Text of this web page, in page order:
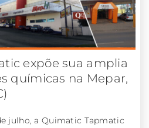
expõe sua amplia
químicas na Mepar,
julho, a Quimatic Tapmatic